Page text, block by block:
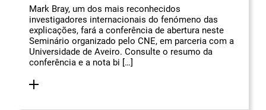
Mark Bray, um dos mais reconhecidos
investigadores internacionais do fenómeno das
explicações, fará a conferência de abertura neste
Seminário organizado pelo CNE, em parceria com a
Universidade de Aveiro. Consulte o resumo da
conferência e a nota bi […]